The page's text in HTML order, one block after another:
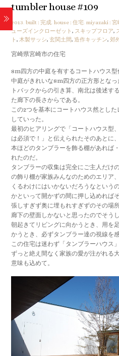
tumbler house #109
2013 ,built : 完成 ,house : 住宅 ,miyazaki : 宮
ューズインクローゼット, スキップフロア,
ト,木製サッシ,玄関土間,造作キッチン,郊
宮崎県宮崎市の住宅
8m四方の中庭を有するコートハウス型
中庭がきれいな8m四方の正方形とな
トバックからの引き算、南北は後述す
た廊下の長さからである。
この2つを基本にコートハウス然とし
していった。
最初のヒアリングで「コートハウス型
は必須で！」と伝えられたそのあとに
本ほどのタンブラーを飾る棚があれば
れたのだ。
タンブラーの収集は完全にご主人だけ
の飾り棚が家族みんなのためのエリア
くるわけにはいかないだろうなという
かといって開かずの間に押し込めれば
張しすぎず奥に埋もれすぎずのその場
廊下の壁面しかないと思ったのでそうし
朝起きてリビングに向かうとき、用を
かうとき、必ずタンブラー達の視線を
この住宅は迷わず「タンブラーハウス
ずっと絶え間なく家族の愛が注がれる
意味も込めて。